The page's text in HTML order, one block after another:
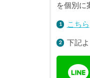
を個別に
こちら
下記